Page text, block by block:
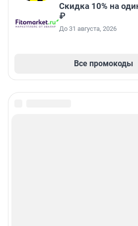
Скидка 10% на
₽
До 31 августа, 2026
Все промокоды